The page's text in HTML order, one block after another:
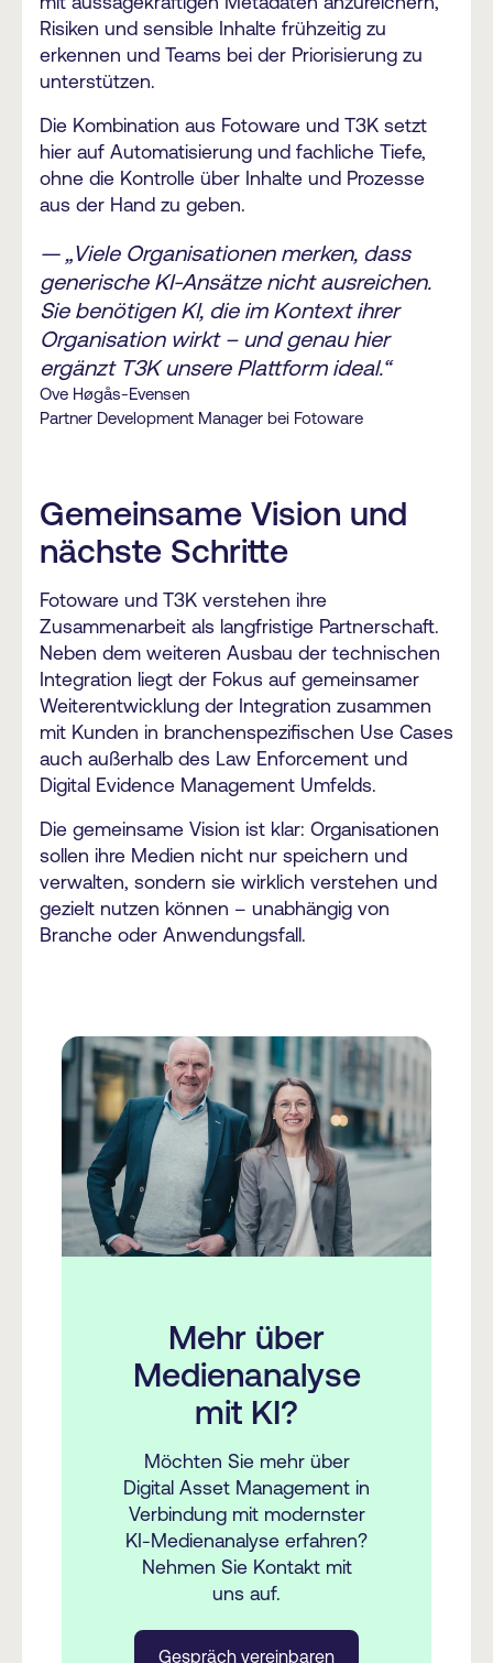
Risiken und sensible Inhalte frühzeitig zu
erkennen und Teams bei der Priorisierung zu
unterstützen.
Die Kombination aus Fotoware und T3K setzt
hier auf Automatisierung und fachliche Tiefe,
ohne die Kontrolle über Inhalte und Prozesse
aus der Hand zu geben.
— „Viele Organisationen merken, dass
generische KI-Ansätze nicht ausreichen.
Sie benötigen KI, die im Kontext ihrer
Organisation wirkt – und genau hier
ergänzt T3K unsere Plattform ideal.“
Ove Høgås-Evensen
Partner Development Manager bei Fotoware
Gemeinsame Vision und
nächste Schritte
Fotoware und T3K verstehen ihre
Zusammenarbeit als langfristige Partnerschaft.
Neben dem weiteren Ausbau der technischen
Integration liegt der Fokus auf gemeinsamer
Weiterentwicklung der Integration zusammen
mit Kunden in branchenspezifischen Use Cases
auch außerhalb des Law Enforcement und
Digital Evidence Management Umfelds.
Die gemeinsame Vision ist klar: Organisationen
sollen ihre Medien nicht nur speichern und
verwalten, sondern sie wirklich verstehen und
gezielt nutzen können – unabhängig von
Branche oder Anwendungsfall.
Mehr über
Medienanalyse
mit KI?
Möchten Sie mehr über
Digital Asset Management in
Verbindung mit modernster
KI-Medienanalyse erfahren?
Nehmen Sie Kontakt mit
uns auf.
Gespräch vereinbaren